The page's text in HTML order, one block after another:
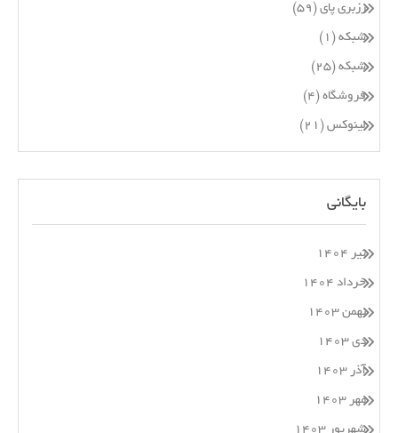
رزبری پای (۵۹)
شبکه (۱)
شبکه (۲۵)
فروشگاه (۴)
لینوکس (۲۱)
بایگانی
تیر ۱۴۰۴
خرداد ۱۴۰۴
بهمن ۱۴۰۳
دی ۱۴۰۳
آذر ۱۴۰۳
مهر ۱۴۰۳
شهریور ۱۴۰۳